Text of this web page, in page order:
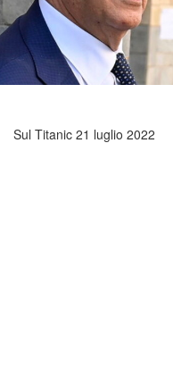
Sul Titanic 21 luglio 2022